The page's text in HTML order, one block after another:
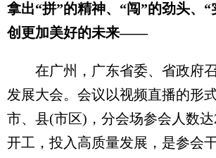
拿出“拼”的精神、“闯”的劲头、
创更加美好的未来——
在广州，广东省委、省政府
发展大会。会议以视频直播的形
市、县(市区)，分会场参会人数
开工，投入高质量发展，是参会